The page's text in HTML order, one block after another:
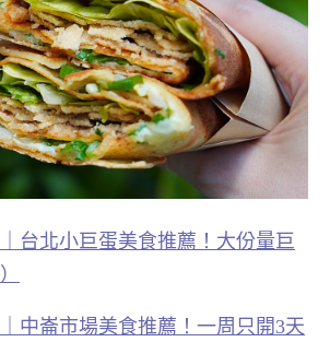
台北小巨蛋美食推薦！大份量巨
中崙市場美食推薦！一周只開3天